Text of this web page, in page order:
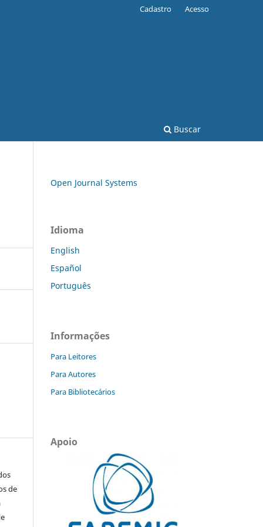
Buscar
Cadastro Acesso
de
Open Journal Systems
Idioma
English
Español
Português
Informações
Para Leitores
Para Autores
Para Bibliotecários
Apoio